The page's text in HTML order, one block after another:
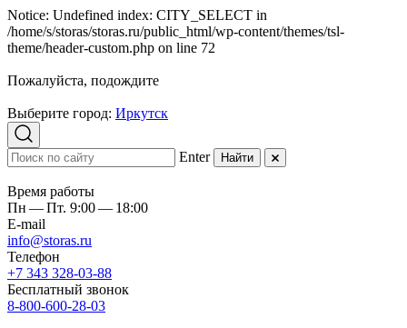
Notice: Undefined index: CITY_SELECT in
/home/s/storas/storas.ru/public_html/wp-content/themes/tsl-
theme/header-custom.php on line 72
Пожалуйста, подождите
Выберите город: Иркутск
Enter Найти
Время работы
Пн — Пт. 9:00 — 18:00
E-mail
info@storas.ru
Телефон
+7 343 328-03-88
Бесплатный звонок
8-800-600-28-03